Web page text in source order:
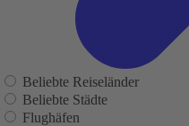
Beliebte Reiseländer
Beliebte Städte
Flughäfen